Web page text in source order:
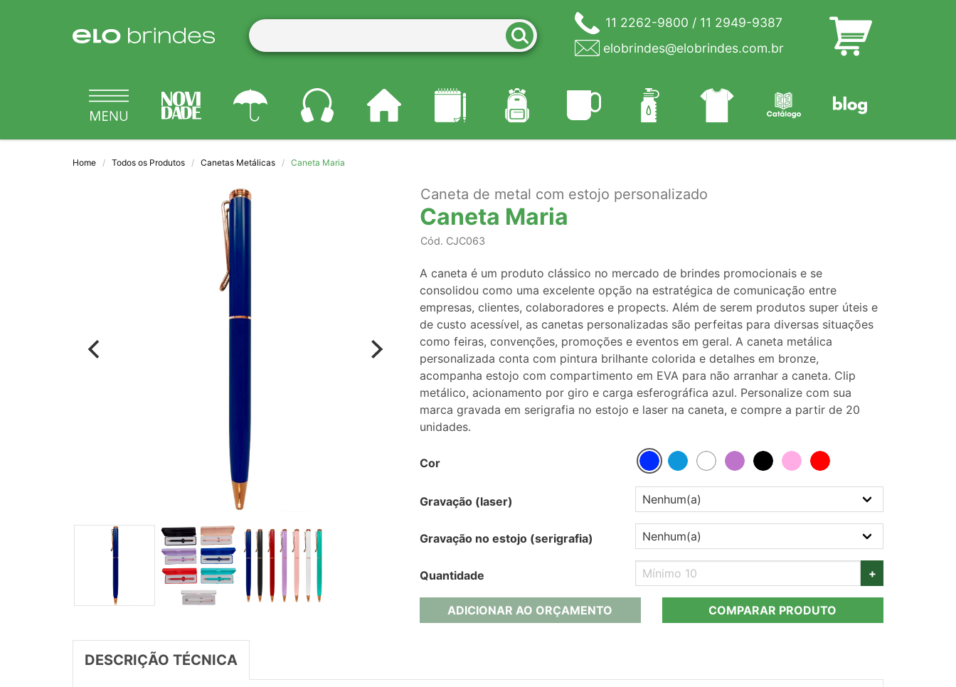
11 2262-9800 / 11 2949-9387
elobrindes@elobrindes.com.br
Home Todos os Produtos Canetas Metálicas Caneta Maria
Caneta de metal com estojo personalizado
Caneta Maria
Cód. CJC063
A caneta é um produto clássico no mercado de brindes promocionais e se
consolidou como uma excelente opção na estratégica de comunicação entre
empresas, clientes, colaboradores e propects. Além de serem produtos super úteis e
de custo acessível, as canetas personalizadas são perfeitas para diversas situações
como feiras, convenções, promoções e eventos em geral. A caneta metálica
personalizada conta com pintura brilhante colorida e detalhes em bronze,
acompanha estojo com compartimento em EVA para não arranhar a caneta. Clip
metálico, acionamento por giro e carga esferográfica azul. Personalize com sua
marca gravada em serigrafia no estojo e laser na caneta, e compre a partir de 20
unidades.
Cor
Gravação (laser)
Gravação no estojo (serigrafia)
Quantidade +
ADICIONAR AO ORÇAMENTO COMPARAR PRODUTO
DESCRIÇÃO TÉCNICA